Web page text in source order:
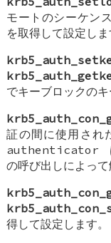
モートのシーケン
を取得して設定しま
でキーブロックの
証の間に使用され
authenticator
の呼び出しによって
得して設定します。